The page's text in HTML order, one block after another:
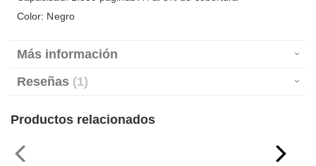
Color: Negro
Más información
Reseñas 1
Productos relacionados